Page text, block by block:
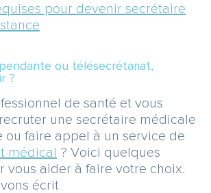
pour devenir secrétaire
ou télésecrétariat,
?
de santé et vous
une secrétaire médicale
ou faire appel à un service de
médical ? Voici quelques
vous aider à faire votre choix.
écrit